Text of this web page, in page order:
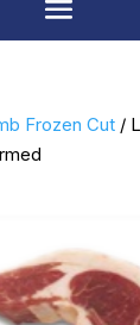
Frozen Cut/